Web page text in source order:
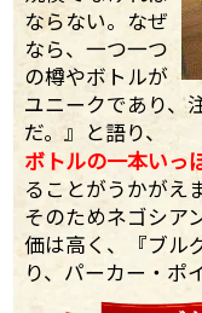
ならない。なぜ
なら、一つ一つ
の樽やボトルが
ユニークであり、
だ。』と語り、
ボトルの一本いっ
ることがうかがえ
そのためネゴシア
価は高く、『ブル
り、パーカー・ポ